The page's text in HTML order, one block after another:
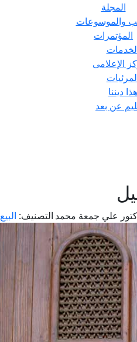
المجلة
والموسوعات
المؤتمرات
الإعلامى
هذا ديننا
عن بعد
علي جمعة محمد التصنيف: البيع